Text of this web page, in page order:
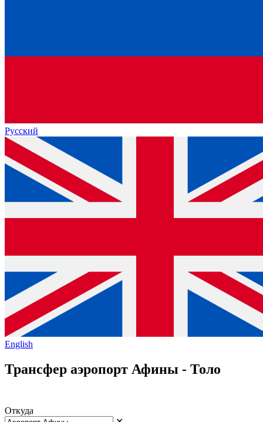
Русский
English
Трансфер аэропорт Афины - Толо
Откуда